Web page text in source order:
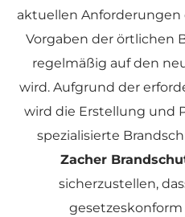
aktuellen Anforderungen
Vorgaben der örtlichen
regelmäßig auf den
wird. Aufgrund der
wird die Erstellung und
spezialisierte
Zacher
sicherzustellen,